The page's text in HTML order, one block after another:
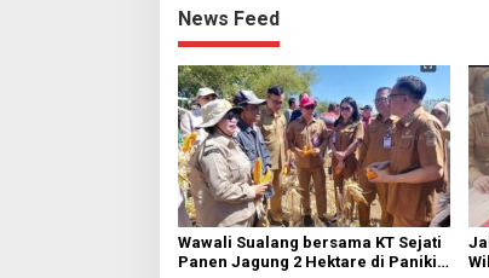
News Feed
Wawali Sualang bersama KT Sejati
Panen Jagung 2 Hektare di Paniki